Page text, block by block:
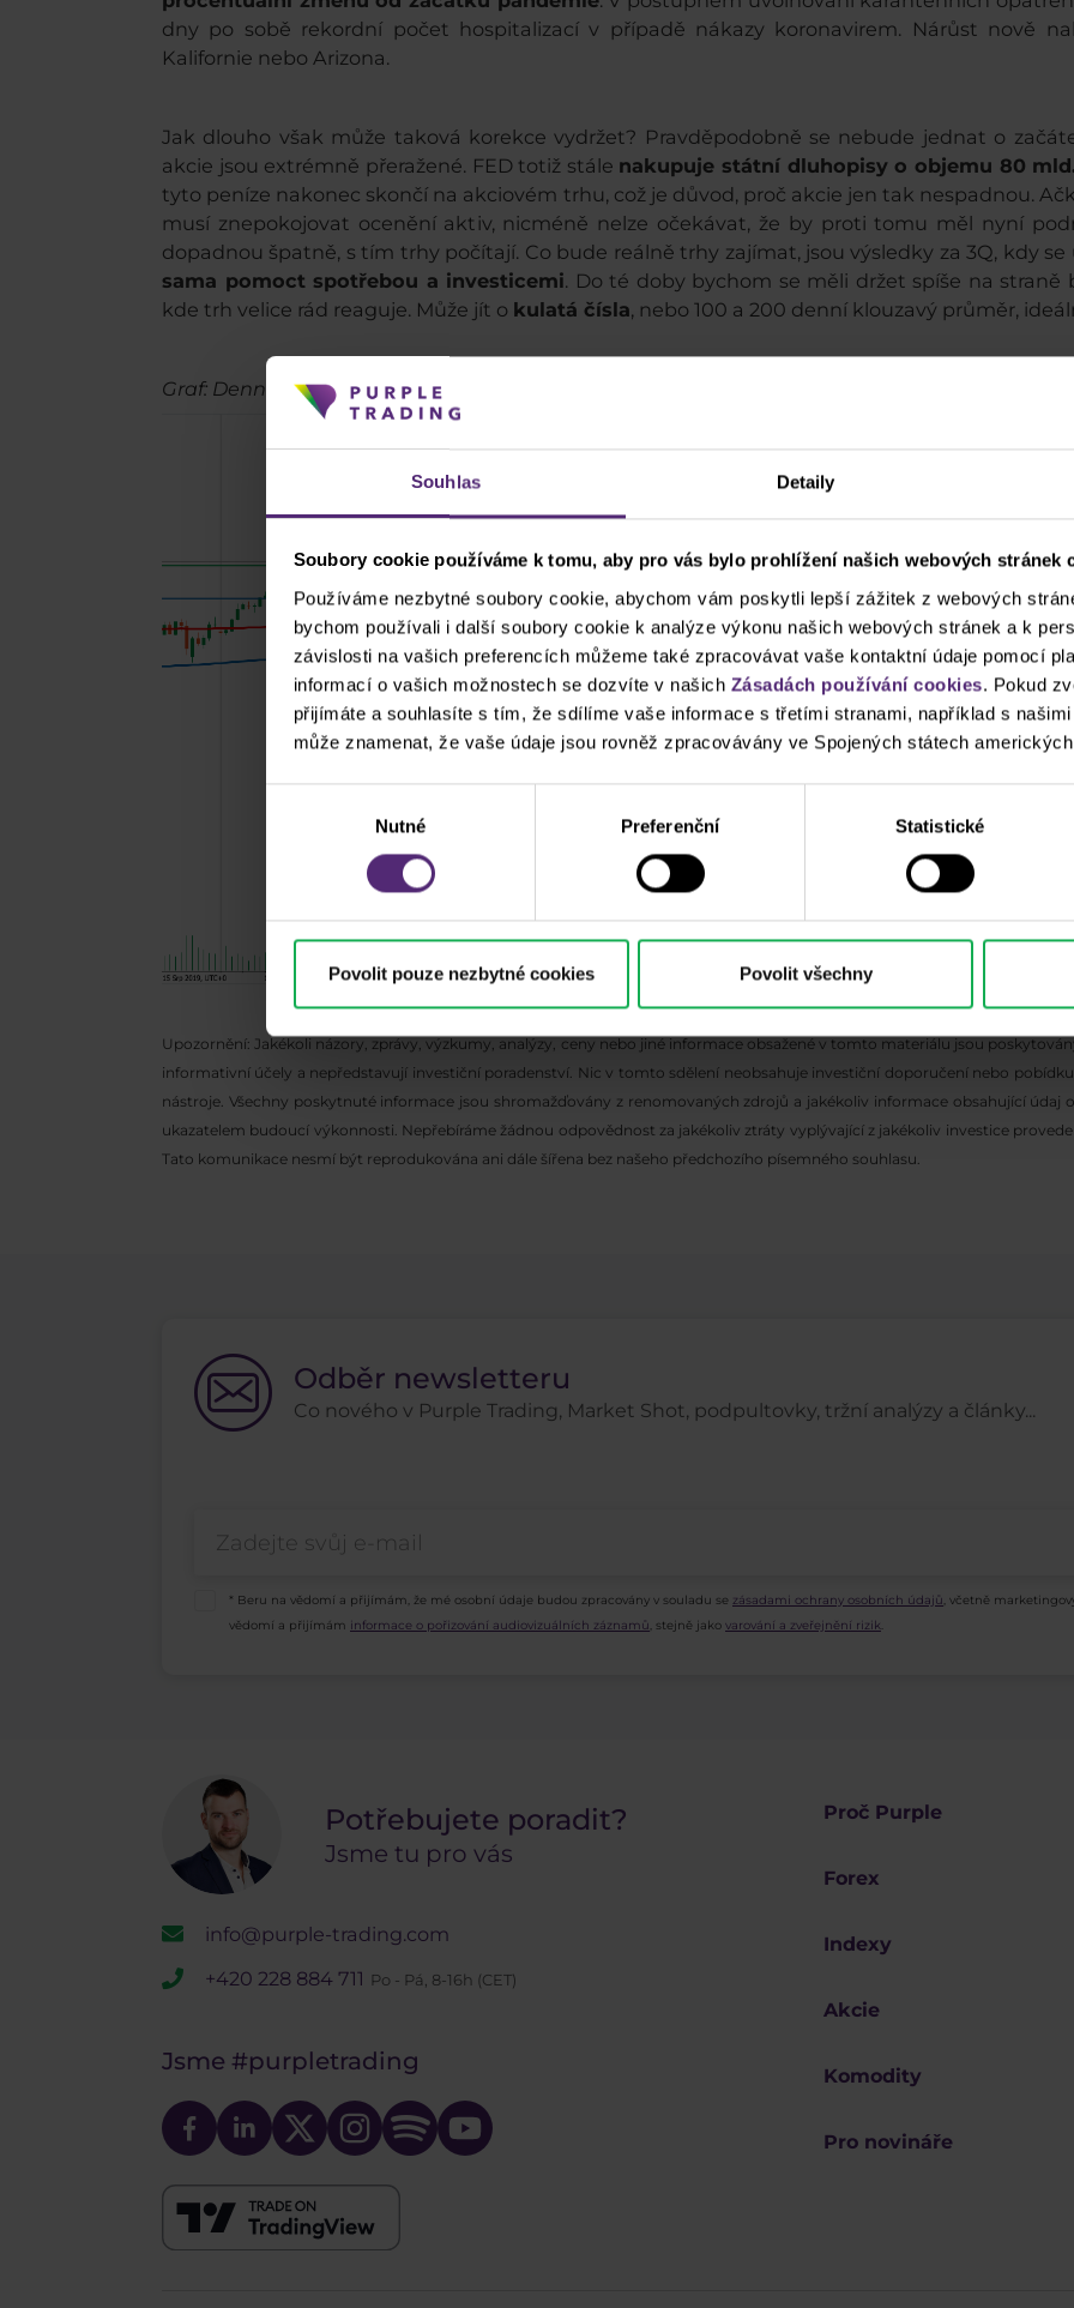
Souhlas Detaily
Soubory cookie používáme k tomu, aby pro vás bylo prohlížení našich webových stránek
Používáme nezbytné soubory cookie, abychom vám poskytli lepší zážitek z webových
bychom používali i další soubory cookie k analýze výkonu našich webových stránek a k
závislosti na vašich preferencích můžeme také zpracovávat vaše kontaktní údaje pomocí
informací o vašich možnostech se dozvíte v našich Zásadách používání cookies. Pokud
přijímáte a souhlasíte s tím, že sdílíme vaše informace s třetími stranami, například s
může znamenat, že vaše údaje jsou rovněž zpracovávány ve Spojených státech
Nutné Preferenční Statistické
Povolit pouze nezbytné cookies Povolit všechny
dny po sobě rekordní počet hospitalizací v případě nákazy koronavirem. Nárůst nově
Kalifornie nebo Arizona.
Jak dlouho však může taková korekce vydržet? Pravděpodobně se nebude jednat o
akcie jsou extrémně přeražené. FED totiž stále nakupuje státní dluhopisy o objemu 80
tyto peníze nakonec skončí na akciovém trhu, což je důvod, proč akcie jen tak nespadnou.
musí znepokojovat ocenění aktiv, nicméně nelze očekávat, že by proti tomu měl nyní
dopadnou špatně, s tím trhy počítají. Co bude reálně trhy zajímat, jsou výsledky za 3Q, kdy se
sama pomoct spotřebou a investicemi. Do té doby bychom se měli držet spíše na
kde trh velice rád reaguje. Může jít o kulatá čísla, nebo 100 a 200 denní klouzavý průměr,
Graf: Denní graf S&P 500 (Zdroj: cTrader PurpleTrading)
Upozornění: Jakékoli názory, zprávy, výzkumy, analýzy, ceny nebo jiné informace obsažené v tomto materiálu jsou
informativní účely a nepředstavují investiční poradenství. Nic v tomto sdělení neobsahuje investiční doporučení nebo
nástroje. Všechny poskytnuté informace jsou shromažďovány z renomovaných zdrojů a jakékoliv informace obsahující
ukazatelem budoucí výkonnosti. Nepřebíráme žádnou odpovědnost za jakékoliv ztráty vyplývající z jakékoliv investice
Tato komunikace nesmí být reprodukována ani dále šířena bez našeho předchozího písemného souhlasu.
Odběr newsletteru
Co nového v Purple Trading, Market Shot, podpultovky, tržní analýzy a články...
* Beru na vědomí a přijímám, že mé osobní údaje budou zpracovány v souladu se zásadami ochrany osobních údajů, včetně
vědomí a přijímám informace o pořizování audiovizuálních záznamů, stejně jako varování a zveřejnění rizik.
Potřebujete poradit?
Jsme tu pro vás
info@purple-trading.com
+420 228 884 711 Po - Pá, 8-16h (CET)
Jsme #purpletrading
Proč Purple
Forex
Indexy
Akcie
Komodity
Pro novináře